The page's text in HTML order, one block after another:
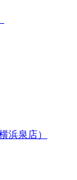
浜泉店）